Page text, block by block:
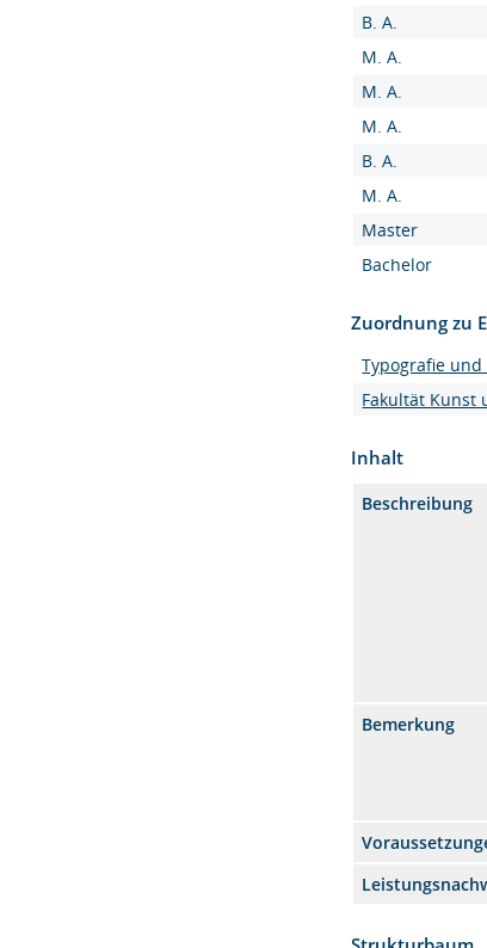
B. A.
M. A.
M. A.
M. A.
B. A.
M. A.
Master
Bachelor
Zuordnung zu
Typografie
Fakultät Kunst
Inhalt
Beschreibung
Bemerkung